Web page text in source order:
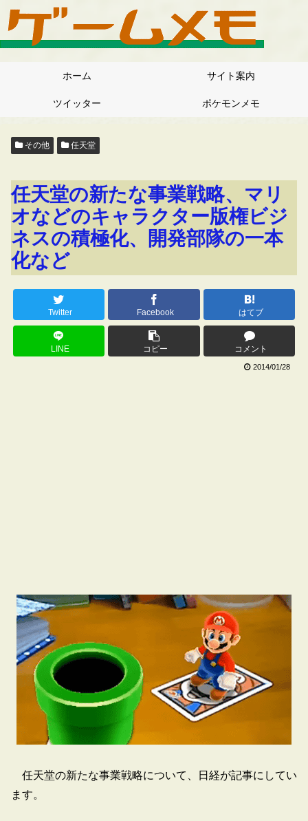
ホーム サイト案内
ツイッター ポケモンメモ
その他 任天堂
任天堂の新たな事業戦略、マリ
オなどのキャラクター版権ビジ
ネスの積極化、開発部隊の一本
化など
Twitter Facebook はてブ
LINE コピー コメント
2014/01/28
任天堂の新たな事業戦略について、日経が記事にしてい
ます。